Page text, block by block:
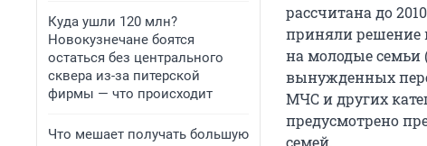
Куда ушли 120 млн?
Новокузнечане боятся
остаться без центрального
сквера из-за питерской
фирмы — что происходит
Что мешает получать большую
рассчитана до
приняли решение
на молодые семьи
вынужденных
МЧС и других
предусмотрено
семей.